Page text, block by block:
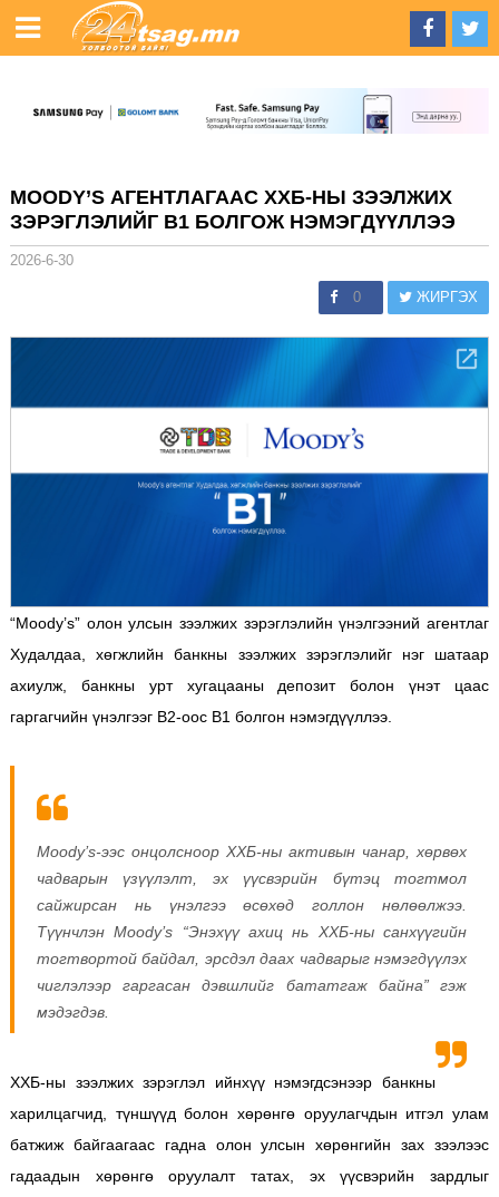
MOODY’S АГЕНТЛАГААС ХХБ-НЫ ЗЭЭЛЖИХ
ЗЭРЭГЛЭЛИЙГ B1 БОЛГОЖ НЭМЭГДҮҮЛЛЭЭ
2026-6-30
0 ЖИРГЭХ
“Moody’s” олон улсын зээлжих зэрэглэлийн үнэлгээний агентлаг
Худалдаа, хөгжлийн банкны зээлжих зэрэглэлийг нэг шатаар
ахиулж, банкны урт хугацааны депозит болон үнэт цаас
гаргагчийн үнэлгээг B2-оос B1 болгон нэмэгдүүллээ.
Moody’s-ээс онцолсноор ХХБ-ны активын чанар, хөрвөх
чадварын үзүүлэлт, эх үүсвэрийн бүтэц тогтмол
сайжирсан нь үнэлгээ өсөхөд голлон нөлөөлжээ.
Түүнчлэн Moody’s “Энэхүү ахиц нь ХХБ-ны санхүүгийн
тогтвортой байдал, эрсдэл даах чадварыг нэмэгдүүлэх
чиглэлээр гаргасан дэвшлийг бататгаж байна” гэж
мэдэгдэв.
ХХБ-ны зээлжих зэрэглэл ийнхүү нэмэгдсэнээр банкны
харилцагчид, түншүүд болон хөрөнгө оруулагчдын итгэл улам
батжиж байгаагаас гадна олон улсын хөрөнгийн зах зээлээс
гадаадын хөрөнгө оруулалт татах, эх үүсвэрийн зардлыг